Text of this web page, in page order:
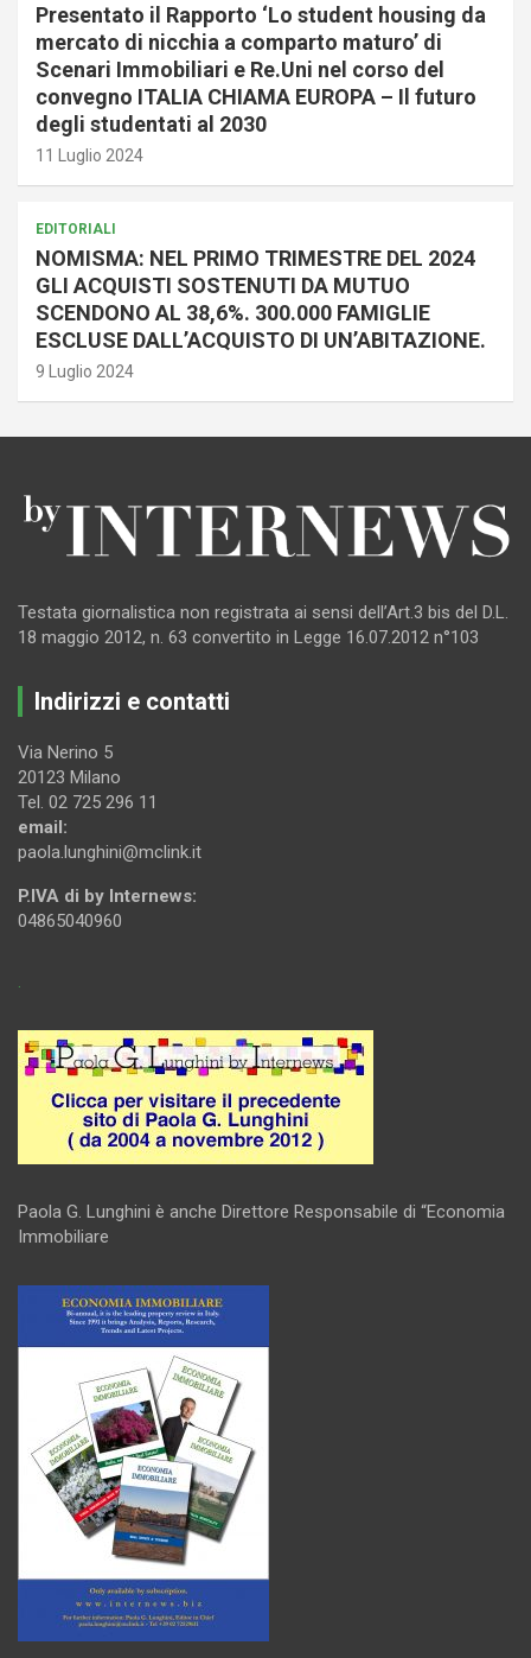
Presentato il Rapporto ‘Lo student housing da
mercato di nicchia a comparto maturo’ di
Scenari Immobiliari e Re.Uni nel corso del
convegno ITALIA CHIAMA EUROPA – Il futuro
degli studentati al 2030
11 Luglio 2024
EDITORIALI
NOMISMA: NEL PRIMO TRIMESTRE DEL 2024
GLI ACQUISTI SOSTENUTI DA MUTUO
SCENDONO AL 38,6%. 300.000 FAMIGLIE
ESCLUSE DALL’ACQUISTO DI UN’ABITAZIONE.
9 Luglio 2024
Testata giornalistica non registrata ai sensi dell’Art.3 bis del D.L.
18 maggio 2012, n. 63 convertito in Legge 16.07.2012 n°103
Indirizzi e contatti
Via Nerino 5
20123 Milano
Tel. 02 725 296 11
email:
paola.lunghini@mclink.it
P.IVA di by Internews:
04865040960
.
Paola G. Lunghini è anche Direttore Responsabile di “Economia
Immobiliare